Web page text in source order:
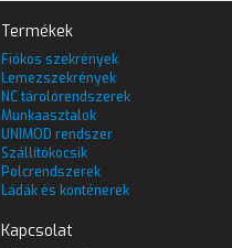
Termékek
Fiókos szekrények
Lemezszekrények
NC tárolórendszerek
Munkaasztalok
UNIMOD rendszer
Szállítókocsik
Polcrendszerek
Ládák és konténerek
Kapcsolat